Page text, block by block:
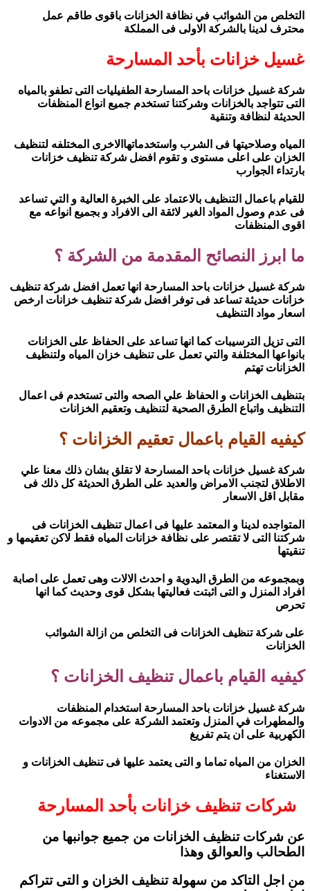
التخلص من الشوائب في نظافة الخزانات باقوى طاقم عمل
محترف لدينا بالشركة الاولى فى المملكة
غسيل خزانات بأحد المسارحة
شركة غسيل خزانات باحد المسارحة الطفيليات التى تطفو بالمياه
التى تتواجد بالخزانات وشركتنا تستخدم جميع انواع المنظفات
الحديثة لنظافة وتنقية
المياه وصلاحيتها فى الشرب واستخدماتهاالاخرى المختلفه لتنظيف
الخزان على اعلى مستوى و تقوم افضل شركة تنظيف خزانات
بارتداء الجوارب
للقيام باعمال التنظيف بالاعتماد على الخبرة العالية و التي تساعد
فى عدم وصول المواد الغير لائقة الى الافراد و بجميع انواعه مع
اقوى المنظفات
ما ابرز النصائح المقدمة من الشركة ؟
شركة غسيل خزانات باحد المسارحة انها تعمل افضل شركة تنظيف
خزانات حديثة تساعد فى توفر افضل شركة تنظيف خزانات ارخص
اسعار مواد التنظيف
التى تزيل الترسيبات كما انها تساعد على الحفاظ على الخزانات
بانواعها المختلفة والتي تعمل على تنظيف خزان المياه ولتنظيف
الخزانات تهتم
بتنظيف الخزانات و الحفاظ علي الصحه والتى تستخدم فى اعمال
التنظيف واتباع الطرق الصحية لتنظيف وتعقيم الخزانات
كيفيه القيام باعمال تعقيم الخزانات ؟
شركة غسيل خزانات باحد المسارحة لا تقلق بشان ذلك معنا علي
الاطلاق لتجنب الامراض والعديد على الطرق الحديثة كل ذلك فى
مقابل اقل الاسعار
المتواجده لدينا و المعتمد عليها فى اعمال تنظيف الخزانات فى
شركتنا التى لا تقتصر على نظافة خزانات المياه فقط لاكن تعقيمها و
تنقيتها
وبمجموعه من الطرق اليدوية و احدث الالات وهى تعمل على اصابة
افراد المنزل و التى اثبتت فعاليتها بشكل قوى وحديث كما انها
تحرص
على شركة تنظيف الخزانات فى التخلص من ازالة الشوائب
الخزانات
كيفيه القيام باعمال تنظيف الخزانات ؟
شركة غسيل خزانات باحد المسارحة استخدام المنظفات
والمطهرات في المنزل وتعتمد الشركة على مجموعه من الادوات
الكهربية على ان يتم تفريغ
الخزان من المياه تماما و التى يعتمد عليها فى تنظيف الخزانات و
الاستغناء
شركات تنظيف خزانات بأحد المسارحة
عن شركات تنظيف الخزانات من جميع جوانبها من
الطحالب والعوالق وهذا
من اجل التاكد من سهولة تنظيف الخزان و التى تتراكم